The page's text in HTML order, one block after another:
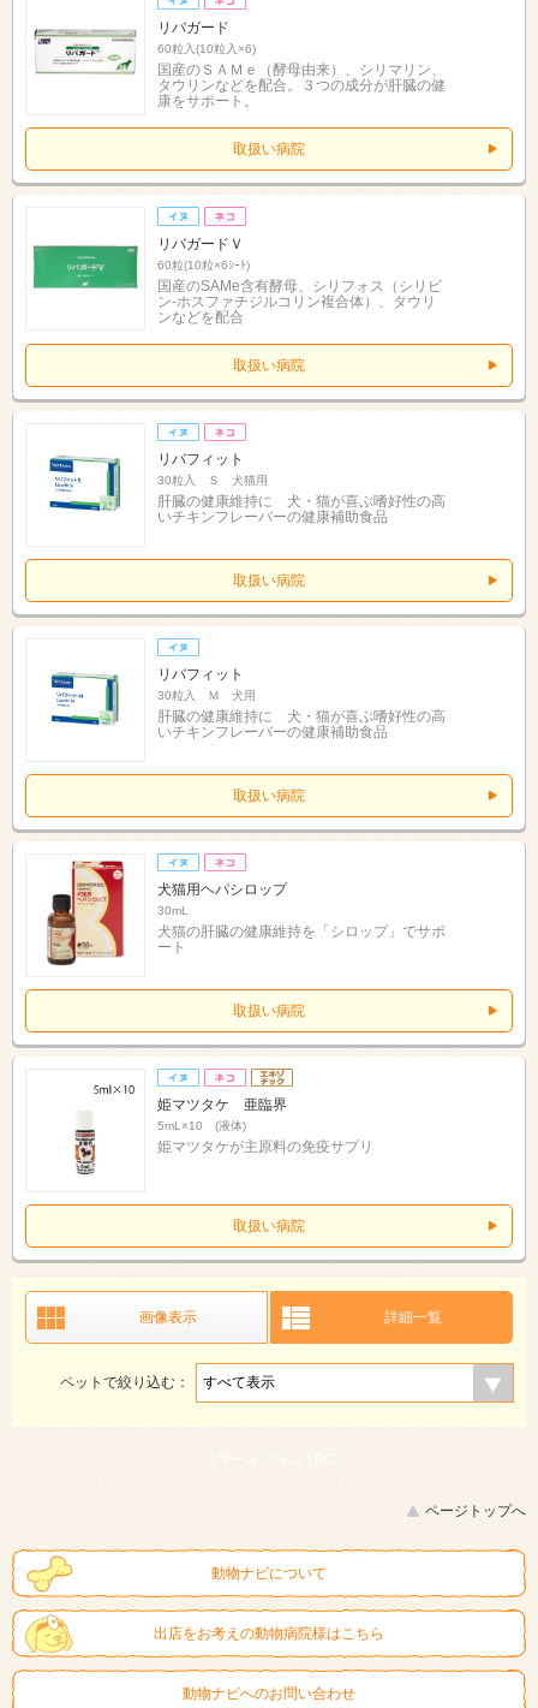
リバガード
60粒入(10粒入×6)
国産のＳＡＭｅ（酵母由来）、シリマリン、
タウリンなどを配合。３つの成分が肝臓の健
康をサポート。
取扱い病院
リバガードＶ
60粒(10粒×6ｼｰﾄ)
国産のSAMe含有酵母、シリフォス（シリビ
ン-ホスファチジルコリン複合体）、タウリ
ンなどを配合
取扱い病院
リバフィット
30粒入 Ｓ 犬猫用
肝臓の健康維持に 犬・猫が喜ぶ嗜好性の高
いチキンフレーバーの健康補助食品
取扱い病院
リバフィット
30粒入 Ｍ 犬用
肝臓の健康維持に 犬・猫が喜ぶ嗜好性の高
いチキンフレーバーの健康補助食品
取扱い病院
犬猫用ヘパシロップ
30mL
犬猫の肝臓の健康維持を「シロップ」でサポ
ート
取扱い病院
姫マツタケ 亜臨界
5mL×10 (液体)
姫マツタケが主原料の免疫サプリ
取扱い病院
画像表示 詳細一覧
ペットで絞り込む：
スマートフォン | PC
ページトップへ
動物ナビについて
出店をお考えの動物病院様はこちら
動物ナビへのお問い合わせ